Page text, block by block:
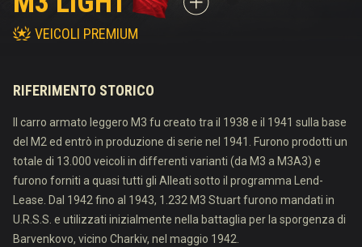
VEICOLI PREMIUM
RIFERIMENTO STORICO
Il carro armato leggero M3 fu creato tra il 1938 e il 1941 sulla base
del M2 ed entrò in produzione di serie nel 1941. Furono prodotti un
totale di 13.000 veicoli in differenti varianti (da M3 a M3A3) e
furono forniti a quasi tutti gli Alleati sotto il programma Lend-
Lease. Dal 1942 fino al 1943, 1.232 M3 Stuart furono mandati in
U.R.S.S. e utilizzati inizialmente nella battaglia per la sporgenza di
Barvenkovo, vicino Charkiv, nel maggio 1942.